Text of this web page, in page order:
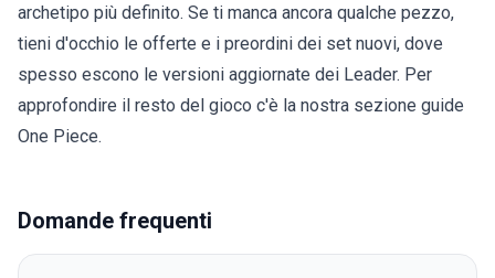
archetipo più definito. Se ti manca ancora qualche pezzo,
tieni d'occhio le offerte e i preordini dei set nuovi, dove
spesso escono le versioni aggiornate dei Leader. Per
approfondire il resto del gioco c'è la nostra sezione guide
One Piece.
Domande frequenti